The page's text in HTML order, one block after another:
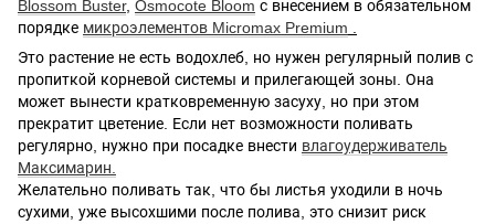
Blossom Buster, Osmocote Bloom с внесением в обязательном
порядке микроэлементов Micromax Premium
Это растение не есть водохлеб, но нужен регулярный полив с
пропиткой корневой системы и прилегающей зоны. Она
может вынести кратковременную засуху, но при этом
прекратит цветение. Если нет возможности поливать
регулярно, нужно при посадке внести влагоудерживатель
Максимарин.
Желательно поливать так, что бы листья уходили в ночь
сухими, уже высохшими после полива, это снизит риск